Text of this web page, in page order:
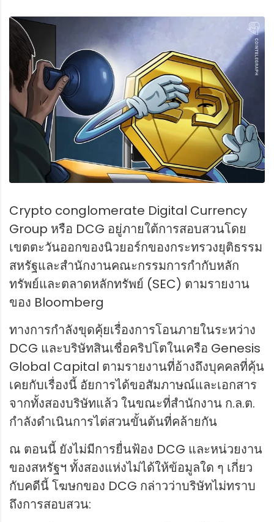
Crypto conglomerate Digital Currency
Group หรือ DCG อยู่ภายใต้การสอบสวนโดย
เขตตะวันออกของนิวยอร์กของกระทรวงยุติธรรม
สหรัฐและสำนักงานคณะกรรมการกำกับหลัก
ทรัพย์และตลาดหลักทรัพย์ (SEC) ตามรายงาน
ของ Bloomberg
ทางการกำลังขุดคุ้ยเรื่องการโอนภายในระหว่าง
DCG และบริษัทสินเชื่อคริปโตในเครือ Genesis
Global Capital ตามรายงานที่อ้างถึงบุคคลที่คุ้น
เคยกับเรื่องนี้ อัยการได้ขอสัมภาษณ์และเอกสาร
จากทั้งสองบริษัทแล้ว ในขณะที่สำนักงาน ก.ล.ต.
กำลังดำเนินการไต่สวนขั้นต้นที่คล้ายกัน
ณ ตอนนี้ ยังไม่มีการยื่นฟ้อง DCG และหน่วยงาน
ของสหรัฐฯ ทั้งสองแห่งไม่ได้ให้ข้อมูลใด ๆ เกี่ยว
กับคดีนี้ โฆษกของ DCG กล่าวว่าบริษัทไม่ทราบ
ถึงการสอบสวน: